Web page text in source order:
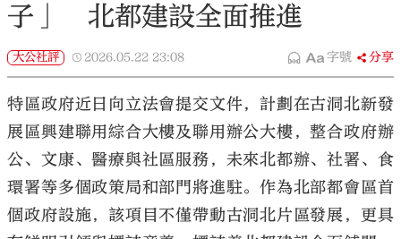
子」 北都建設全面推進
大公社評 2026.05.22 23:08 字號 分享
特區政府近日向立法會提交文件，計劃在古洞北新發
展區興建聯用綜合大樓及聯用辦公大樓，整合政府辦
公、文康、醫療與社區服務，未來北都辦、社署、食
環署等多個政策局和部門將進駐。作為北部都會區首
個政府設施，該項目不僅帶動古洞北片區發展，更具